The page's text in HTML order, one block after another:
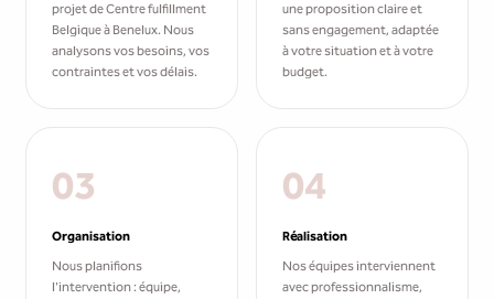
projet de Centre fulfillment
Belgique à Benelux. Nous
analysons vos besoins, vos
contraintes et vos délais.
une proposition claire et
sans engagement, adaptée
à votre situation et à votre
budget.
03
Organisation
Nous planifions
l'intervention : équipe,
04
Réalisation
Nos équipes interviennent
avec professionnalisme,